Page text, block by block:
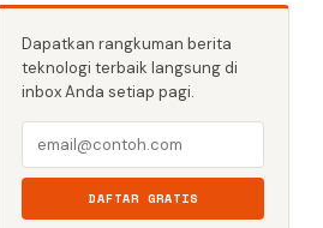
Dapatkan rangkuman berita
teknologi terbaik langsung di
inbox Anda setiap pagi.
DAFTAR GRATIS